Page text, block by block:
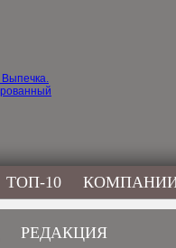
ТОП-10
РЕДАКЦИЯ